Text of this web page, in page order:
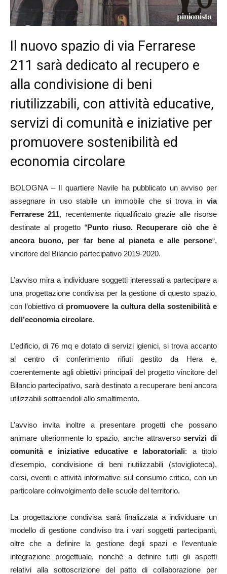
Il nuovo spazio di via Ferrarese
211 sarà dedicato al recupero e
alla condivisione di beni
riutilizzabili, con attività educative,
servizi di comunità e iniziative per
promuovere sostenibilità ed
economia circolare
BOLOGNA – Il quartiere Navile ha pubblicato un avviso per
assegnare in uso stabile un immobile che si trova in via
Ferrarese 211, recentemente riqualificato grazie alle risorse
destinate al progetto “Punto riuso. Recuperare ciò che è
ancora buono, per far bene al pianeta e alle persone“,
vincitore del Bilancio partecipativo 2019-2020.
L’avviso mira a individuare soggetti interessati a partecipare a
una progettazione condivisa per la gestione di questo spazio,
con l’obiettivo di promuovere la cultura della sostenibilità e
dell’economia circolare.
L’edificio, di 76 mq e dotato di servizi igienici, si trova accanto
al centro di conferimento rifiuti gestito da Hera e,
coerentemente agli obiettivi principali del progetto vincitore del
Bilancio partecipativo, sarà destinato a recuperare beni ancora
utilizzabili sottraendoli allo smaltimento.
L’avviso invita inoltre a presentare progetti che possano
animare ulteriormente lo spazio, anche attraversoservizi di
comunità e iniziative educative e laboratoriali: a titolo
d’esempio, condivisione di beni riutilizzabili (stoviglioteca),
corsi, eventi e attività informative sul consumo critico, con un
particolare coinvolgimento delle scuole del territorio.
La progettazione condivisa sarà finalizzata a individuare un
modello di gestione condiviso tra i vari soggetti partecipanti,
oltre che a definire la gestione degli spazi e l’eventuale
integrazione progettuale, nonché a definire tutti gli aspetti
relativi alla sottoscrizione del patto di collaborazione per